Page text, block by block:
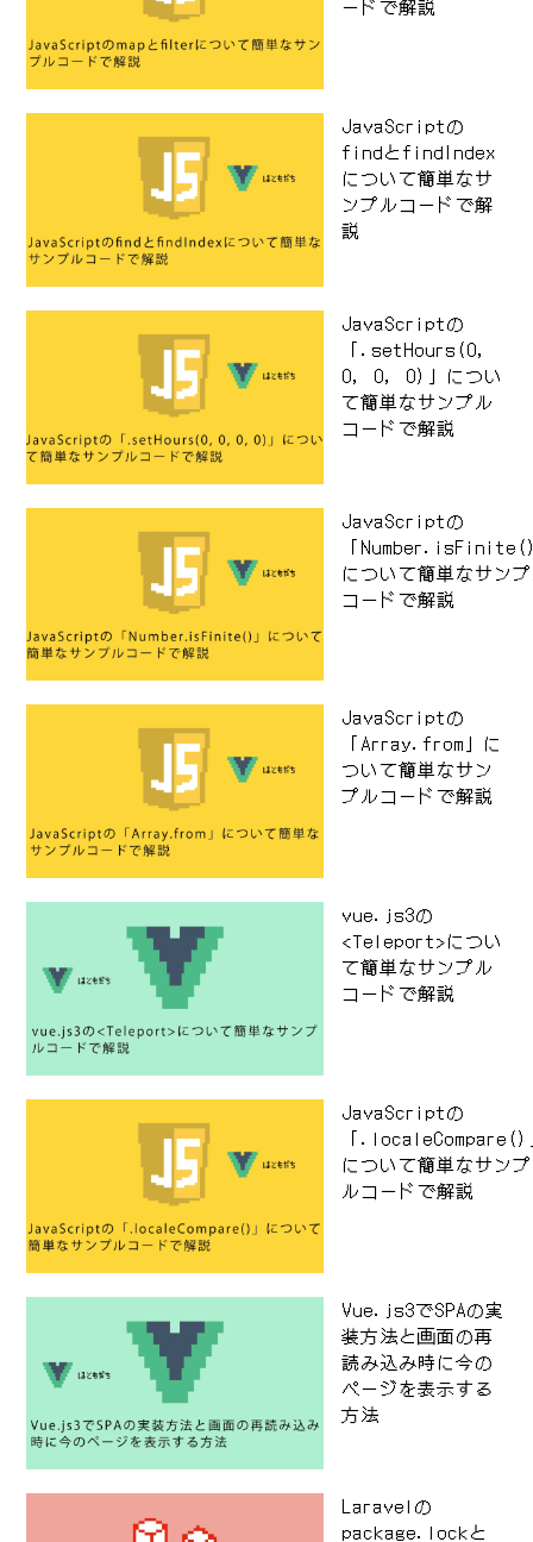
ードで解説
JavaScriptの
findとfindIndex
について簡単なサ
ンプルコードで解
説
JavaScriptの
「.setHours(0,
0, 0, 0)」につい
て簡単なサンプル
コードで解説
JavaScriptの
「
について簡単なサン
コードで解説
JavaScriptの
「Array.from」に
ついて簡単なサン
プルコードで解説
vue.js3の
<Teleport>につい
て簡単なサンプル
コードで解説
JavaScriptの
「.localeCompare()
について簡単なサンプ
ルコードで解説
Vue.js3でSPAの実
装方法と画面の再
読み込み時に今の
ページを表示する
方法
Laravelの
package.lockと